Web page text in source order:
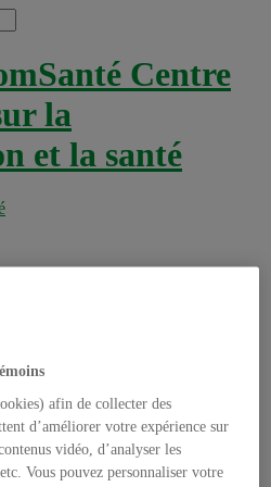
Centre
la
et la santé
Aurousseau
Chantal
afin de collecter des
d’améliorer votre expérience sur
vidéo, d’analyser les
Vous pouvez personnaliser votre